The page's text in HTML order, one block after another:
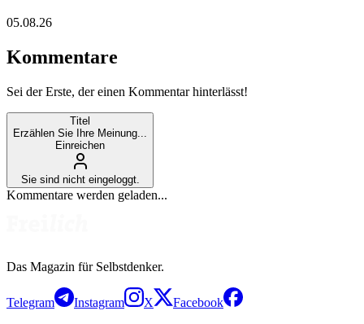
05.08.26
Kommentare
Sei der Erste, der einen Kommentar hinterlässt!
Titel
Erzählen Sie Ihre Meinung...
Einreichen
Sie sind nicht eingeloggt.
Kommentare werden geladen...
Das Magazin für Selbstdenker.
Telegram Instagram X Facebook